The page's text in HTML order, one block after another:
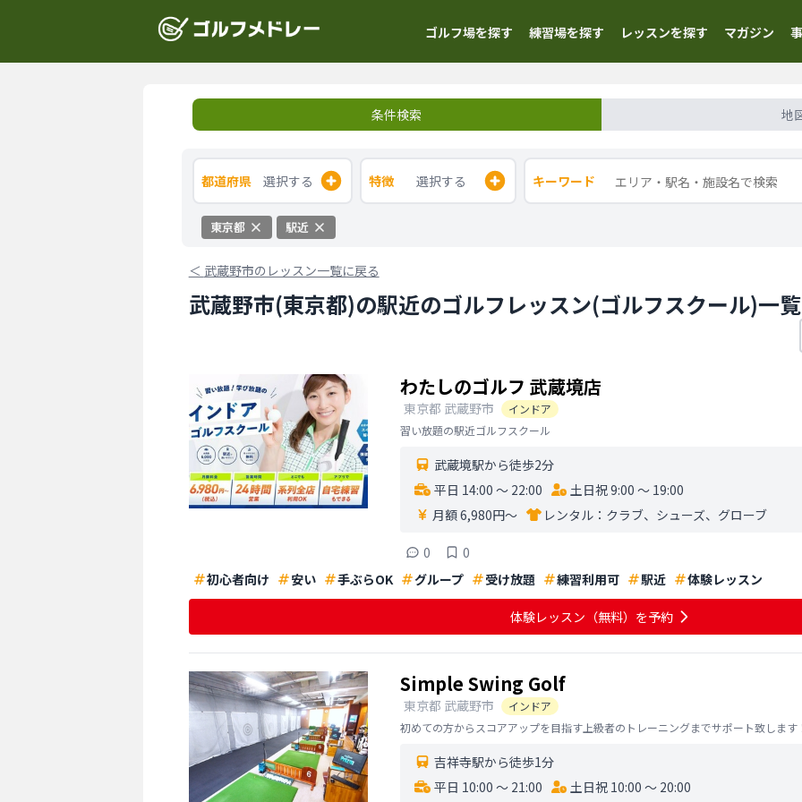
ゴルフ場を探す 練習場を探す レッスンを探す マガジン
条件検索 地
都道府県 選択する 特徴 選択する キーワード
東京都 駅近
＜ 武蔵野市のレッスン一覧に戻る
武蔵野市(東京都)の駅近のゴルフレッスン(ゴルフスクール)一覧
わたしのゴルフ 武蔵境店
東京都 武蔵野市
インドア
習い放題の駅近ゴルフスクール
武蔵境駅から徒歩2分
平日 14:00 〜 22:00
土日祝 9:00 〜 19:00
月額 6,980円〜
レンタル： クラブ、シューズ、グローブ
0
0
初心者向け
安い 手ぶらOK グループ 受け放題 練習利用可 駅近 体験レッスン
体験レッスン （無料） を予約
Simple Swing Golf
東京都 武蔵野市
インドア
初めての方からスコアアップを目指す上級者のトレーニングまでサポート致します
吉祥寺駅から徒歩1分
平日 10:00 〜 21:00
土日祝 10:00 〜 20:00